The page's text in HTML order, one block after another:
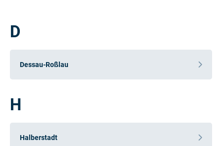
D
Dessau-Roßlau
H
Halberstadt